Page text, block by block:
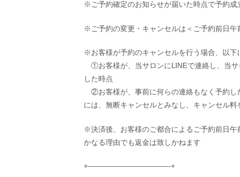
※ご予約確定のお知らせが届いた時点で予約成
※ご予約の変更・キャンセルは＜ご予約前日午
※お客様が予約のキャンセルを行う場合、以
①お客様が、当サロンにLINEで連絡し、当サ
した時点
②お客様が、事前に何らの連絡もなく予約し
には、無断キャンセルとみなし、キャンセル
※決済後、お客様のご都合によるご予約前日
かなる理由でも返金は致しかねます
+———————————-+